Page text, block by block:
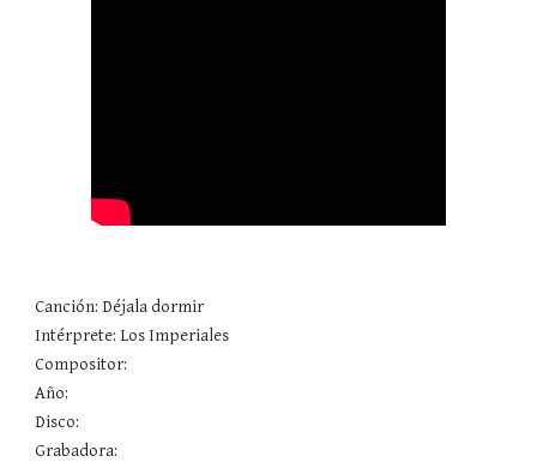
Canción: Déjala dormir
Intérprete: Los Imperiales
Compositor:
Año:
Disco:
Grabadora: